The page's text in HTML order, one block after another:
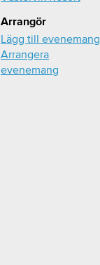
Arrangör
Lägg till evenemang
Arrangera
evenemang